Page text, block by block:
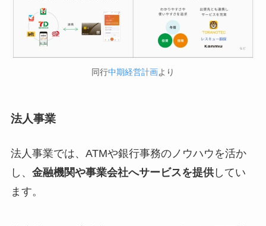
同行中期経営計画より
法人事業
法人事業では、ATMや銀行事務のノウハウを活か
し、 金融機関や事業会社へサービスを提供してい
ます。